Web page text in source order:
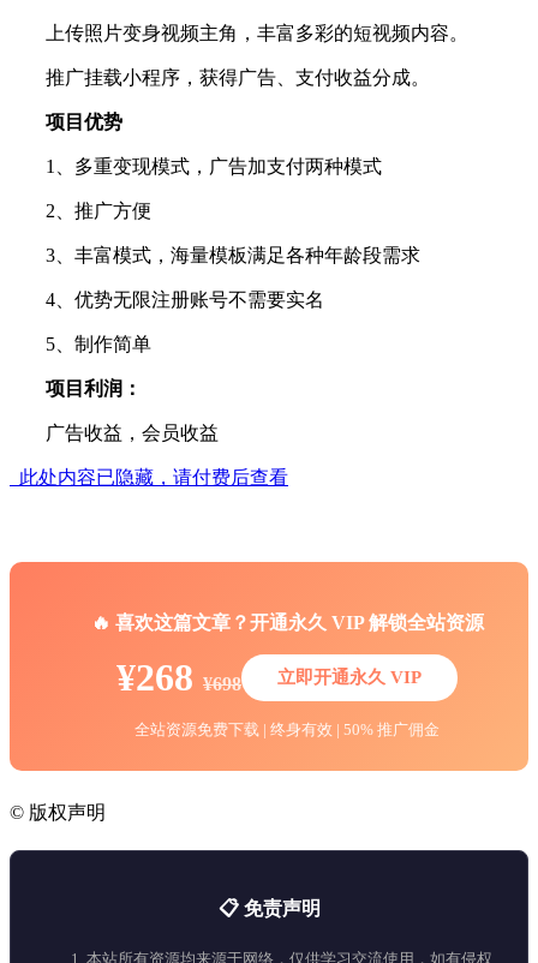
上传照片变身视频主角，丰富多彩的短视频内容。
推广挂载小程序，获得广告、支付收益分成。
项目优势
1、多重变现模式，广告加支付两种模式
2、推广方便
3、丰富模式，海量模板满足各种年龄段需求
4、优势无限注册账号不需要实名
5、制作简单
项目利润：
广告收益，会员收益
此处内容已隐藏，请付费后查看
🔥 喜欢这篇文章？开通永久 VIP 解锁全站资源
¥268 ¥698 立即开通永久 VIP
全站资源免费下载 | 终身有效 | 50% 推广佣金
© 版权声明
📋 免责声明
1. 本站所有资源均来源于网络，仅供学习交流使用，如有侵权